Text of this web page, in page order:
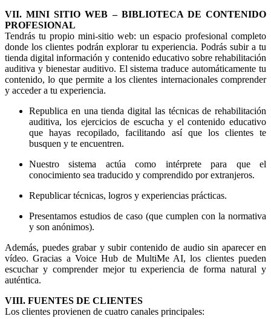
VII. MINI SITIO WEB – BIBLIOTECA DE CONTENIDO
PROFESIONAL
Tendrás tu propio mini-sitio web: un espacio profesional completo
donde los clientes podrán explorar tu experiencia. Podrás subir a tu
tienda digital información y contenido educativo sobre rehabilitación
auditiva y bienestar auditivo. El sistema traduce automáticamente tu
contenido, lo que permite a los clientes internacionales comprender
y acceder a tu experiencia.
Republica en una tienda digital las técnicas de rehabilitación
auditiva, los ejercicios de escucha y el contenido educativo
que hayas recopilado, facilitando así que los clientes te
busquen y te encuentren.
Nuestro sistema actúa como intérprete para que el
conocimiento sea traducido y comprendido por extranjeros.
Republicar técnicas, logros y experiencias prácticas.
Presentamos estudios de caso (que cumplen con la normativa
y son anónimos).
Además, puedes grabar y subir contenido de audio sin aparecer en
vídeo. Gracias a Voice Hub de MultiMe AI, los clientes pueden
escuchar y comprender mejor tu experiencia de forma natural y
auténtica.
VIII. FUENTES DE CLIENTES
Los clientes provienen de cuatro canales principales: